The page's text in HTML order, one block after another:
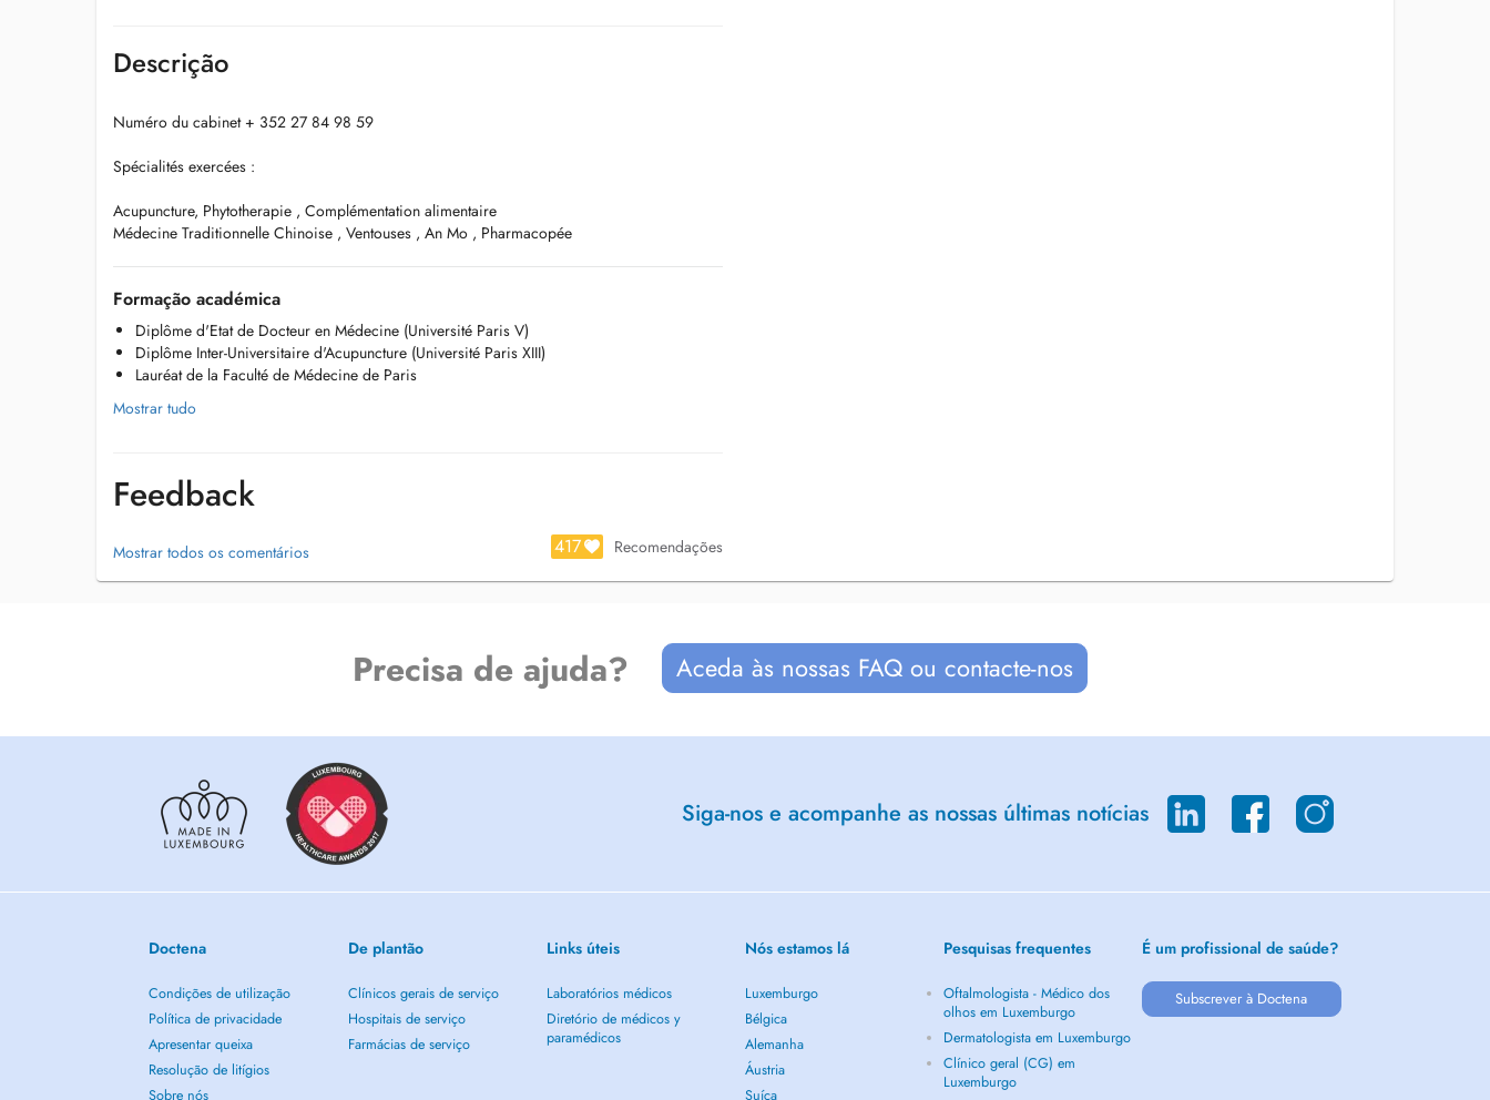
Descrição
Numéro du cabinet + 352 27 84 98 59
Spécialités exercées :
Acupuncture, Phytotherapie , Complémentation alimentaire
Médecine Traditionnelle Chinoise , Ventouses , An Mo , Pharmacopée
Formação académica
Diplôme d'Etat de Docteur en Médecine (Université Paris V)
Diplôme Inter-Universitaire d'Acupuncture (Université Paris XIII)
Lauréat de la Faculté de Médecine de Paris
Mostrar tudo
Feedback
Mostrar todos os comentários 417 Recomendações
Precisa de ajuda? Aceda às nossas FAQ ou contacte-nos
Siga-nos e acompanhe as nossas últimas notícias
Doctena
Condições de utilização
Política de privacidade
Apresentar queixa
Resolução de litígios
Sobre nós
De plantão
Clínicos gerais de serviço
Hospitais de serviço
Farmácias de serviço
Links úteis
Laboratórios médicos
Diretório de médicos y
paramédicos
Nós estamos lá
Luxemburgo
Bélgica
Alemanha
Áustria
Suíça
Pesquisas frequentes
Oftalmologista - Médico dos
olhos em Luxemburgo
Dermatologista em Luxemburgo
Clínico geral (CG) em
Luxemburgo
É um profissional de saúde?
Subscrever à Doctena